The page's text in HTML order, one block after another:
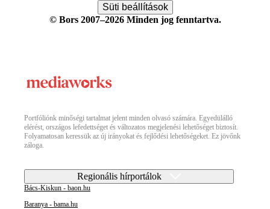
Süti beállítások
© Bors 2007–2026 Minden jog fenntartva.
Portfóliónk minőségi tartalmat jelent minden olvasó számára. Egyedülálló
elérést, országos lefedettséget és változatos megjelenési lehetőséget biztosít.
Folyamatosan keressük az új irányokat és fejlődési lehetőségeket. Ez jövőnk
záloga.
Regionális hírportálok
Bács-Kiskun - baon.hu
Baranya - bama.hu